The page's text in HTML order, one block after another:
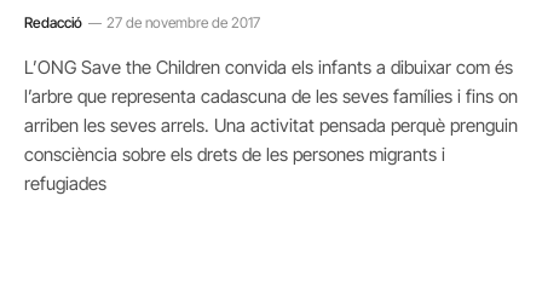
Redacció 27 de novembre de 2017
L’ONG Save the Children convida els infants a dibuixar com és
l’arbre que representa cadascuna de les seves famílies i fins on
arriben les seves arrels. Una activitat pensada perquè prenguin
consciència sobre els drets de les persones migrants i
refugiades